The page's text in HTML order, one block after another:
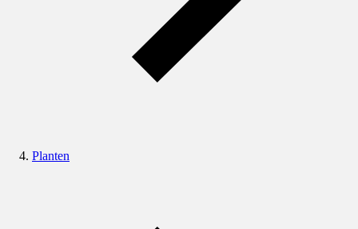
Planten